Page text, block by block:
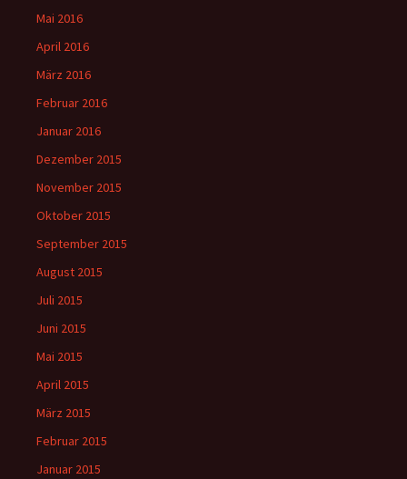
Mai 2016
April 2016
März 2016
Februar 2016
Januar 2016
Dezember 2015
November 2015
Oktober 2015
September 2015
August 2015
Juli 2015
Juni 2015
Mai 2015
April 2015
März 2015
Februar 2015
Januar 2015